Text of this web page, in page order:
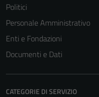
Politici
Personale Amministrativo
Enti e Fondazioni
Documenti e Dati
CATEGORIE DI SERVIZIO